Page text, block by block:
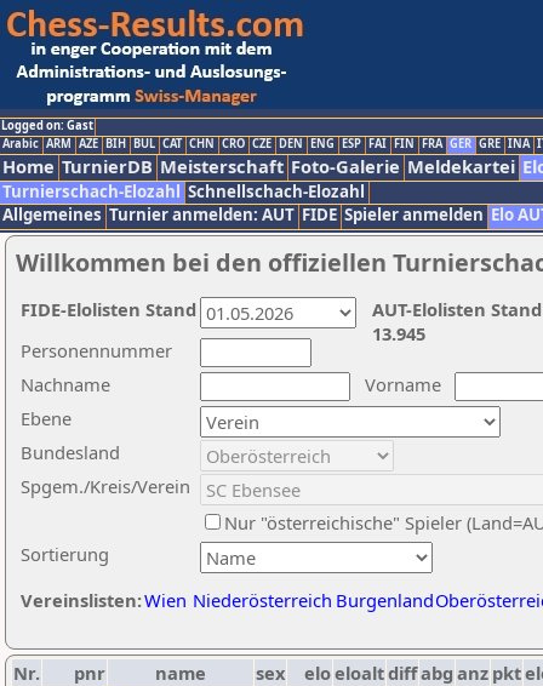
Logged on: Gast
Arabic ARM AZE BIH BUL CAT CHN CRO CZE DEN ENG ESP FAI FIN FRA GER GRE INA
Home TurnierDB Meisterschaft Foto-Galerie Meldekartei
Turnierschach-Elozahl Schnellschach-Elozahl
Allgemeines Turnier anmelden: AUT FIDE Spieler anmelden Elo
Willkommen bei den offiziellen
Nachname
Vorname
Ebene
Sortierung
Personennummer
Bundesland
Spgem./Kreis/Verein
Nur "österreichische" Spieler
Vereinslisten:Wien Niederösterreich Burgenland
AUT-Elolisten
13.945
FIDE-Elolisten Stand
Nr. pnr name sex eloeloaltdiffabg anz pkt